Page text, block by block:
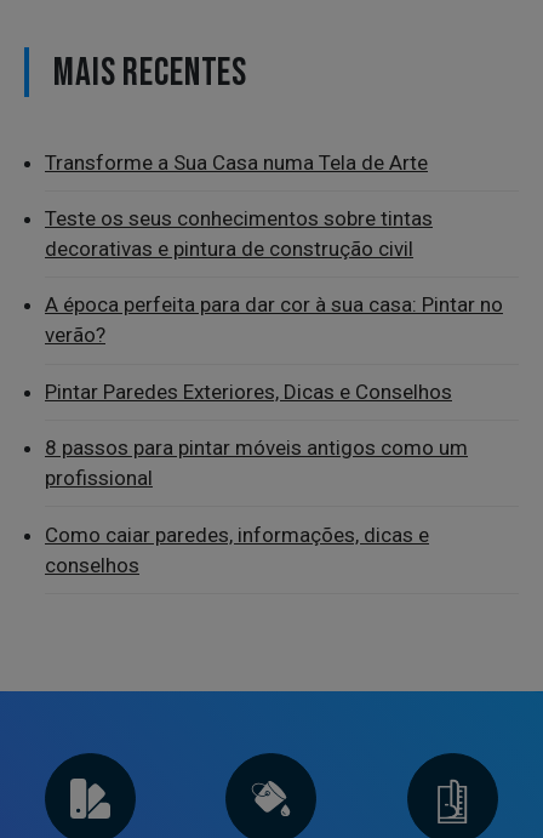
MAIS RECENTES
Transforme a Sua Casa numa Tela de Arte
Teste os seus conhecimentos sobre tintas
decorativas e pintura de construção civil
A época perfeita para dar cor à sua casa: Pintar no
verão?
Pintar Paredes Exteriores, Dicas e Conselhos
8 passos para pintar móveis antigos como um
profissional
Como caiar paredes, informações, dicas e
conselhos